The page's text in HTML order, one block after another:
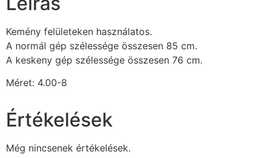
Kemény felületeken használatos.
A normál gép szélessége összesen 85 cm.
A keskeny gép szélessége összesen 76 cm.
Méret: 4.00-8
Értékelések
Még nincsenek értékelések.